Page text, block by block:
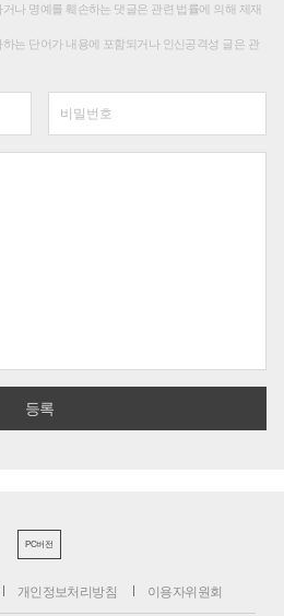
나 명예를 훼손하는 댓글은 관련 법률에 의해 제재
는 단어가 내용에 포함되거나 인신공격성 글은 관
PC버전
개인정보처리방침 이용자위원회